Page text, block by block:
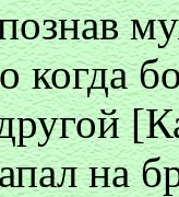
когда
на